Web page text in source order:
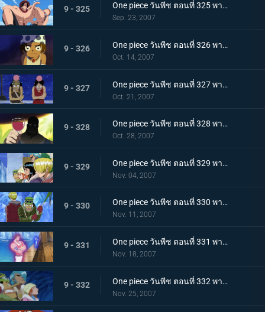
9 - 325 One piece วันพีช ตอนที่ 325 พากย์ไทย ความสามารถสุดชั่วร้าย! ความมืดของหนวดดำจู่โจมเอส!
Sep. 23, 2007
9 - 326 One piece วันพีช ตอนที่ 326 พากย์ไทย กลุ่มโจรสลัดปริศนา! เรือซันนี่และกับดักอันตราย!!!
Oct. 14, 2007
9 - 327 One piece วันพีช ตอนที่ 327 พากย์ไทย เรือซันนี่วิกฤต! จงคำรามอาวุธลับเร็วสุดยอด!
Oct. 21, 2007
9 - 328 One piece วันพีช ตอนที่ 328 พากย์ไทย ความฝันจมลงที่นิวเวิลด์! โจรสลัดพัชเซิ่ลถอดใจสู้!
Oct. 28, 2007
9 - 329 One piece วันพีช ตอนที่ 329 พากย์ไทย กลุ่มนักฆ่าเข้าจู่โจม! ระเบิดศึกบนลานน้ำแข็ง!
Nov. 04, 2007
9 - 330 One piece วันพีช ตอนที่ 330 พากย์ไทย กลุ่มหมวกฟางเจอศึกหนัก! จิตวิญญาณที่เดิมพันด้วยผืนธง!
Nov. 11, 2007
9 - 331 One piece วันพีช ตอนที่ 331 พากย์ไทย ร้อนระอุเต็มพิกัด! พลังแม่เหล็กคู่แฝดเข้าคุกคาม!
Nov. 18, 2007
9 - 332 One piece วันพีช ตอนที่ 332 พากย์ไทย โกลาหลใหญ่ในคฤหาสน์! ตอนพิโรธกับเพื่อนๆที่ถูกจับ
Nov. 25, 2007